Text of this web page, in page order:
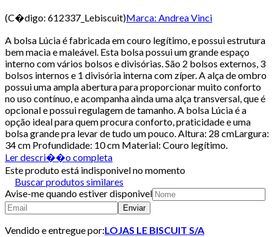
(C�digo: 612337_Lebiscuit)Marca: Andrea Vinci
A bolsa Lúcia é fabricada em couro legítimo, e possui estrutura
bem macia e maleável. Esta bolsa possui um grande espaço
interno com vários bolsos e divisórias. São 2 bolsos externos, 3
bolsos internos e 1 divisória interna com zíper. A alça de ombro
possui uma ampla abertura para proporcionar muito conforto
no uso contínuo, e acompanha ainda uma alça transversal, que é
opcional e possui regulagem de tamanho. A bolsa Lúcia é a
opção ideal para quem procura conforto, praticidade e uma
bolsa grande pra levar de tudo um pouco. Altura: 28 cmLargura:
34 cm Profundidade: 10 cm Material: Couro legítimo.
Ler descri��o completa
Este produto está indisponivel no momento
Buscar produtos similares
Avise-me quando estiver disponivel
Enviar
Vendido e entregue por:LOJAS LE BISCUIT S/A